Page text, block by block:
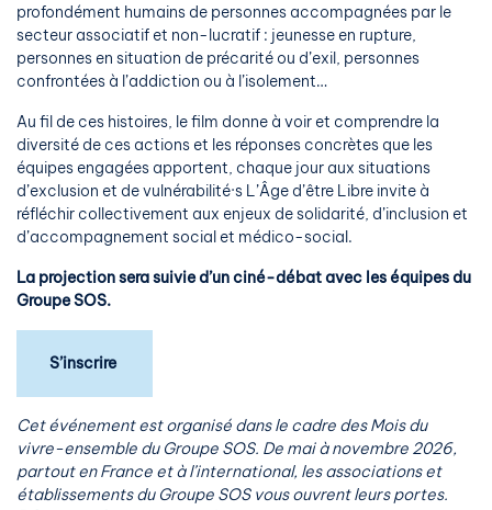
profondément humains de personnes accompagnées par le
secteur associatif et non-lucratif : jeunesse en rupture,
personnes en situation de précarité ou d’exil, personnes
confrontées à l’addiction ou à l’isolement…
Au fil de ces histoires, le film donne à voir et comprendre la
diversité de ces actions et les réponses concrètes que les
équipes engagées apportent, chaque jour aux situations
d’exclusion et de vulnérabilité·s L’Âge d’être Libre invite à
réfléchir collectivement aux enjeux de solidarité, d’inclusion et
d’accompagnement social et médico-social.
La projection sera suivie d’un ciné-débat avec les équipes du
Groupe SOS.
S’inscrire
Cet événement est organisé dans le cadre des Mois du
vivre-ensemble du Groupe SOS. De mai à novembre 2026,
partout en France et à l’international, les associations et
établissements du Groupe SOS vous ouvrent leurs portes.